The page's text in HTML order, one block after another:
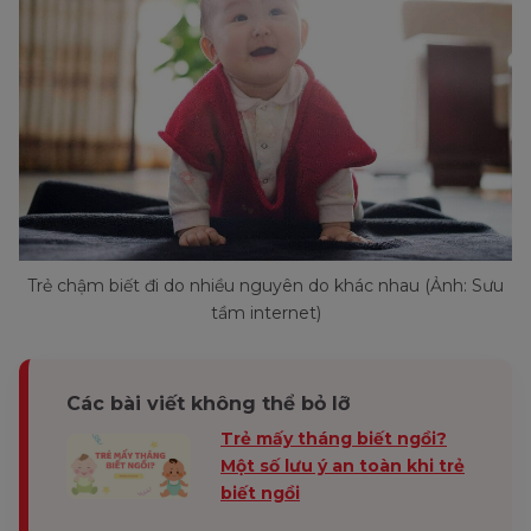
Trẻ chậm biết đi do nhiều nguyên do khác nhau (Ảnh: Sưu
tầm internet)
Các bài viết không thể bỏ lỡ
Trẻ mấy tháng biết ngồi?
Một số lưu ý an toàn khi trẻ
biết ngồi